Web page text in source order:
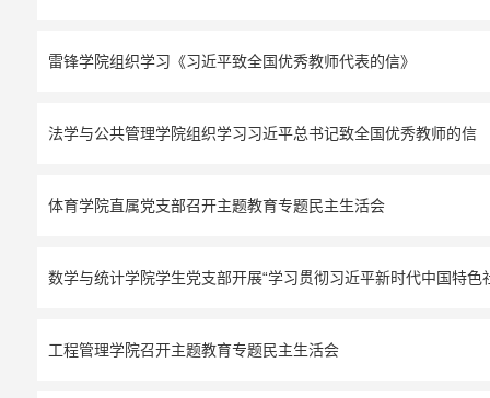
雷锋学院组织学习《习近平致全国优秀教师代表的信》
法学与公共管理学院组织学习习近平总书记致全国优秀教师的信
体育学院直属党支部召开主题教育专题民主生活会
数学与统计学院学生党支部开展“学习贯彻习近平新时代中国特色
工程管理学院召开主题教育专题民主生活会